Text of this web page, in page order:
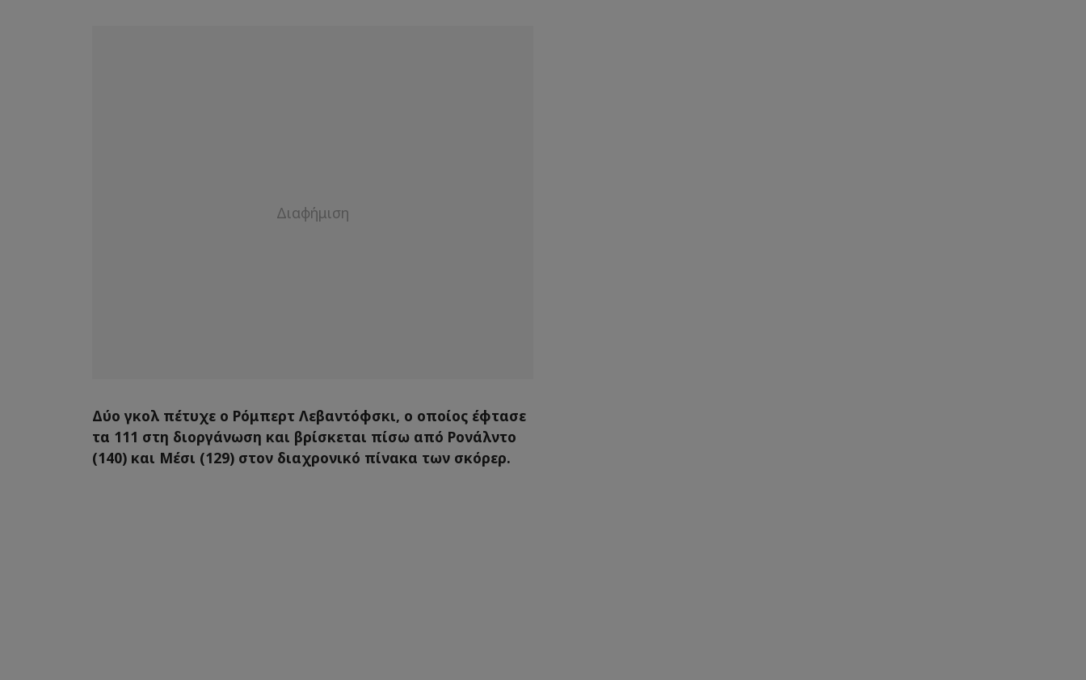
Δύο γκολ πέτυχε ο Ρόμπερτ Λεβαντόφσκι, ο οποίος έφτασε
τα 111 στη διοργάνωση και βρίσκεται πίσω από Ρονάλντο
(140) και Μέσι (129) στον διαχρονικό πίνακα των σκόρερ.